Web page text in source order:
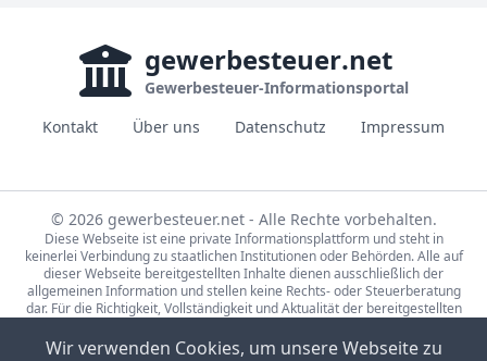
gewerbesteuer.net
Gewerbesteuer-Informationsportal
Kontakt
Über uns Datenschutz Impressum
© 2026 gewerbesteuer.net - Alle Rechte vorbehalten.
Diese Webseite ist eine private Informationsplattform und steht in
keinerlei Verbindung zu staatlichen Institutionen oder Behörden. Alle auf
dieser Webseite bereitgestellten Inhalte dienen ausschließlich der
allgemeinen Information und stellen keine Rechts- oder Steuerberatung
dar. Für die Richtigkeit, Vollständigkeit und Aktualität der bereitgestellten
steuerlichen Fragen wenden Sie sich bitte an einen qualifizierten
Wir verwenden Cookies, um unsere Webseite zu